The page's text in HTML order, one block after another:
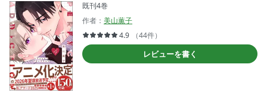
既刊4巻
作者： 美山薫子
4.9
（44件）
レビューを書く